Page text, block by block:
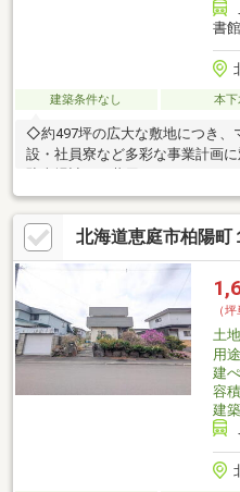
書
建築条件なし 本下
◇約497坪の広大な敷地につき、
設・社員寮など多彩な事業計画
す！◇幼稚園・小学校・中学校
多数点在しており、学生・単身
が期待できます♪◇周辺にはスー
ア・郵便局・図書館・飲食店な
らしに便利な住環境です♪◇現
め、解体費用の負担なく事業計
一部に傾斜・樹木がありますので
北海道恵庭市柏陽町
（
土
用
建
容
建